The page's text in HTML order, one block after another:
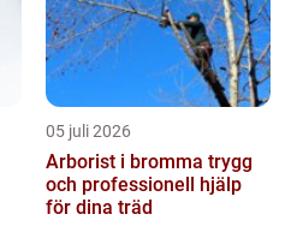
05 juli 2026
Arborist i bromma trygg
och professionell hjälp
för dina träd